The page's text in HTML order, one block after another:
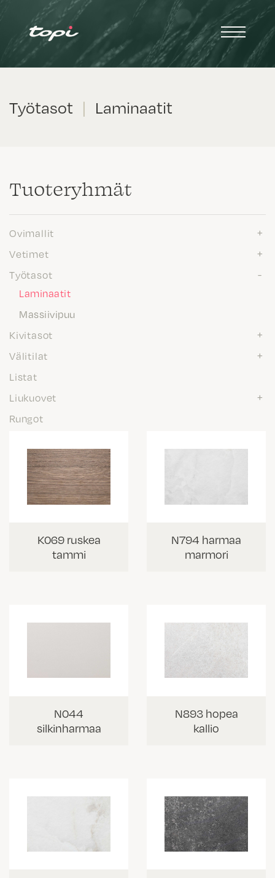
Työtasot | Laminaatit
Tuote­ryhmät
Ovimallit
Vetimet
Työtasot
Laminaatit
Massiivipuu
Kivitasot
Välitilat
Listat
Liukuovet
Rungot
K069 ruskea
tammi
N794 harmaa
marmori
N044
silkinharmaa
N893 hopea
kallio